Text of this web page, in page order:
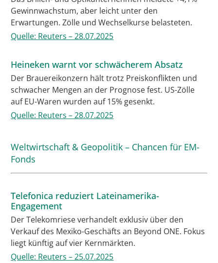
Gewinnwachstum, aber leicht unter den
Erwartungen. Zölle und Wechselkurse belasteten.
Quelle: Reuters – 28.07.2025
Heineken warnt vor schwächerem Absatz
Der Brauereikonzern hält trotz Preiskonflikten und
schwacher Mengen an der Prognose fest. US-Zölle
auf EU-Waren wurden auf 15% gesenkt.
Quelle: Reuters – 28.07.2025
Weltwirtschaft & Geopolitik – Chancen für EM-
Fonds
Telefonica reduziert Lateinamerika-
Engagement
Der Telekomriese verhandelt exklusiv über den
Verkauf des Mexiko-Geschäfts an Beyond ONE. Fokus
liegt künftig auf vier Kernmärkten.
Quelle: Reuters – 25.07.2025